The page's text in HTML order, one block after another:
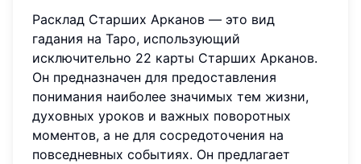
Расклад Старших Арканов — это вид
гадания на Таро, использующий
исключительно 22 карты Старших Арканов.
Он предназначен для предоставления
понимания наиболее значимых тем жизни,
духовных уроков и важных поворотных
моментов, а не для сосредоточения на
повседневных событиях. Он предлагает